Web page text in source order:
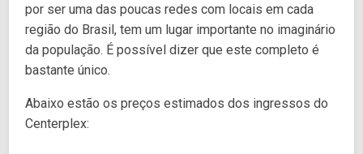
por ser uma das poucas redes com locais em cada
região do Brasil, tem um lugar importante no imaginário
da população. É possível dizer que este completo é
bastante único.
Abaixo estão os preços estimados dos ingressos do
Centerplex: